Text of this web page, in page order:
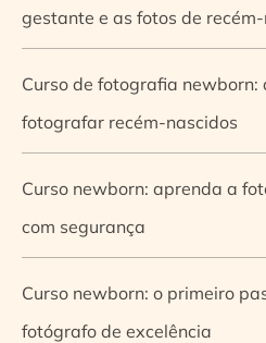
gestante e as fotos de
Curso de fotografia
fotografar recém-nascidos
Curso newborn: aprenda a
com segurança
Curso newborn: o primeiro
fotógrafo de excelência